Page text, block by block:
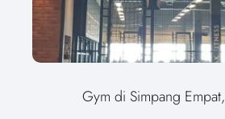
Gym di Simpang